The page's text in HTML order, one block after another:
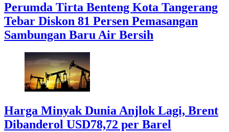
Perumda Tirta Benteng Kota Tangerang
Tebar Diskon 81 Persen Pemasangan
Sambungan Baru Air Bersih
Harga Minyak Dunia Anjlok Lagi, Brent
Dibanderol USD78,72 per Barel